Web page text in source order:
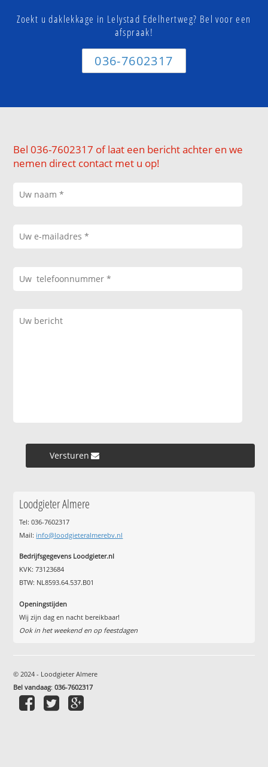
Zoekt u daklekkage in Lelystad Edelhertweg? Bel voor een
afspraak!
036-7602317
Bel 036-7602317 of laat een bericht achter en we
nemen direct contact met u op!
Versturen »
Loodgieter Almere
Tel: 036-7602317
Mail: info@loodgieteralmerebv.nl
Bedrijfsgegevens Loodgieter.nl
KVK: 73123684
BTW: NL8593.64.537.B01
Openingstijden
Wij zijn dag en nacht bereikbaar!
Ook in het weekend en op feestdagen
© 2024 - Loodgieter Almere
Bel vandaag:036-7602317